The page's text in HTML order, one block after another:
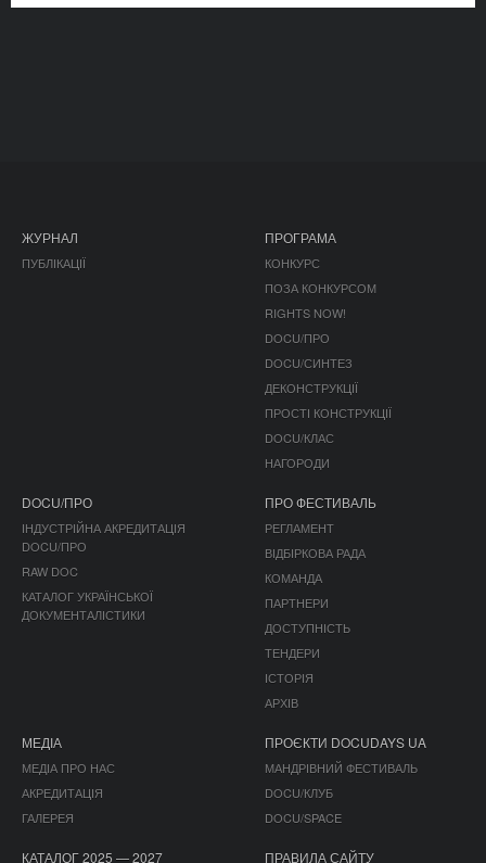
ЖУРНАЛ
ПУБЛІКАЦІЇ
ПРОГРАМА
КОНКУРС
ПОЗА КОНКУРСОМ
RIGHTS NOW!
DOCU/ПРО
DOCU/СИНТЕЗ
ДЕКОНСТРУКЦІЇ
ПРОСТІ КОНСТРУКЦІЇ
DOCU/КЛАС
НАГОРОДИ
DOCU/ПРО
ІНДУСТРІЙНА АКРЕДИТАЦІЯ
DOCU/ПРО
RAW DOC
КАТАЛОГ УКРАЇНСЬКОЇ
ДОКУМЕНТАЛІСТИКИ
ПРО ФЕСТИВАЛЬ
РЕГЛАМЕНТ
ВІДБІРКОВА РАДА
КОМАНДА
ПАРТНЕРИ
ДОСТУПНІСТЬ
ТЕНДЕРИ
ІСТОРІЯ
АРХІВ
МЕДІА
МЕДІА ПРО НАС
АКРЕДИТАЦІЯ
ГАЛЕРЕЯ
ПРОЄКТИ DOCUDAYS UA
МАНДРІВНИЙ ФЕСТИВАЛЬ
DOCU/КЛУБ
DOCU/SPACE
КАТАЛОГ 2025 — 2027 ПРАВИЛА САЙТУ